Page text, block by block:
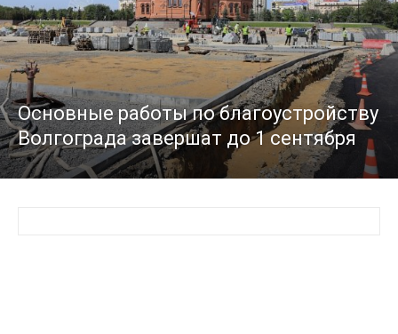
Основные работы по благоустройству
Волгограда завершат до 1 сентября